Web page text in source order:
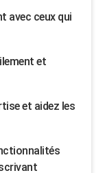
avec ceux qui
et
et aidez les